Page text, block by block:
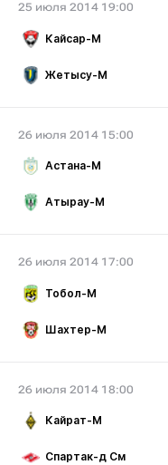
25 июля 2014 19:00
Кайсар-М
Жетысу-М
26 июля 2014 15:00
Астана-М
Атырау-М
26 июля 2014 17:00
Тобол-М
Шахтер-М
26 июля 2014 18:00
Кайрат-М
Спартак-д См